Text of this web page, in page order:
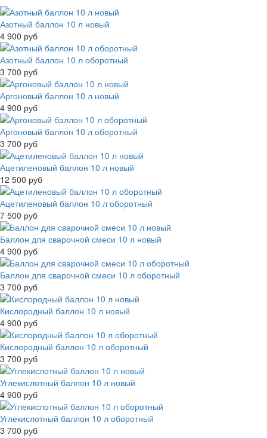
Азотный баллон 10 л новый
4 900 руб
Азотный баллон 10 л оборотный
3 700 руб
Аргоновый баллон 10 л новый
4 900 руб
Аргоновый баллон 10 л оборотный
3 700 руб
Ацетиленовый баллон 10 л новый
12 500 руб
Ацетиленовый баллон 10 л оборотный
7 500 руб
Баллон для сварочной смеси 10 л новый
4 900 руб
Баллон для сварочной смеси 10 л оборотный
3 700 руб
Кислородный баллон 10 л новый
4 900 руб
Кислородный баллон 10 л оборотный
3 700 руб
Углекислотный баллон 10 л новый
4 900 руб
Углекислотный баллон 10 л оборотный
3 700 руб